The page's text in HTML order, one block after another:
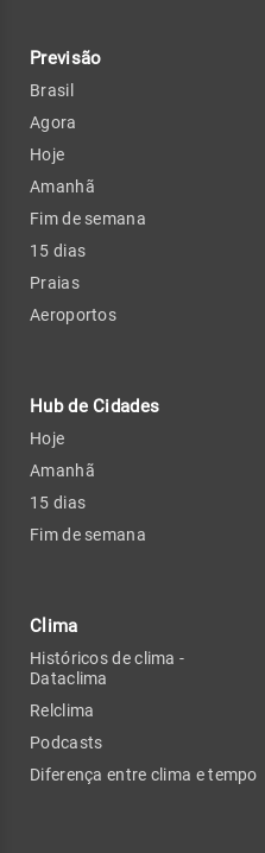
Previsão
Brasil
Agora
Hoje
Amanhã
Fim de semana
15 dias
Praias
Aeroportos
Hub de Cidades
Hoje
Amanhã
15 dias
Fim de semana
Clima
Históricos de clima -
Dataclima
Relclima
Podcasts
Diferença entre clima e tempo